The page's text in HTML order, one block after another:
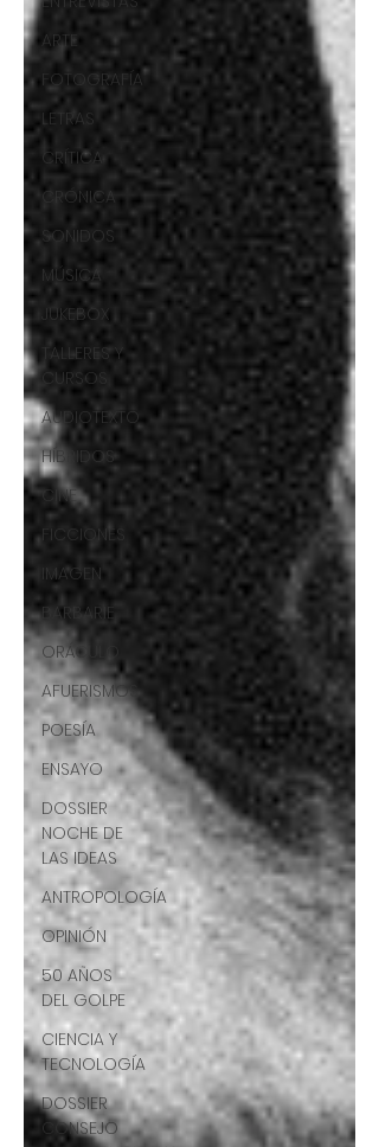
ARTE
FOTOGRAFÍA
LETRAS
CRÍTICA
CRÓNICA
SONIDOS
MÚSICA
JUKEBOX
TALLERES Y
CURSOS
AUDIOTEXTO
HÍBRIDOS
CINE
FICCIONES
IMAGEN
BARBARIE
ORÁCULO
AFUERISMOS
POESÍA
ENSAYO
DOSSIER
NOCHE DE
LAS IDEAS
ANTROPOLOGÍA
OPINIÓN
50 AÑOS
DEL GOLPE
CIENCIA Y
TECNOLOGÍA
DOSSIER
CONSEJO